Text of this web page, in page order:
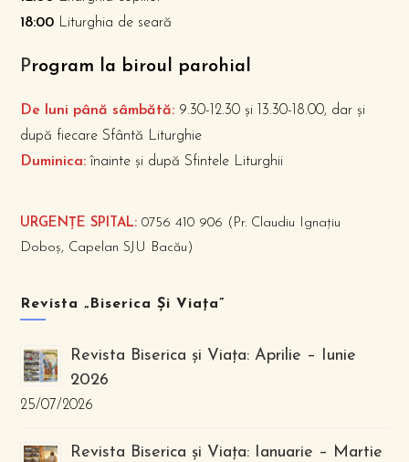
18:00 Liturghia de seară
Program la biroul parohial
De luni până sâmbătă: 9.30-12.30 și 13.30-18.00, dar și
după fiecare Sfântă Liturghie
Duminica: înainte și după Sfintele Liturghii
URGENȚE SPITAL: 0756 410 906 (Pr. Claudiu Ignațiu
Doboș, Capelan SJU Bacău)
Revista „Biserica Și Viața”
Revista Biserica și Viața: Aprilie – Iunie
2026
25/07/2026
Revista Biserica și Viața: Ianuarie – Martie